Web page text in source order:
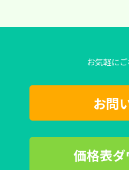
お気軽に
お問
価格表